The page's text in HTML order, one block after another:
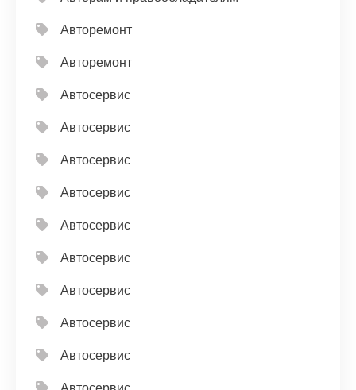
Авторемонт
Авторемонт
Автосервис
Автосервис
Автосервис
Автосервис
Автосервис
Автосервис
Автосервис
Автосервис
Автосервис